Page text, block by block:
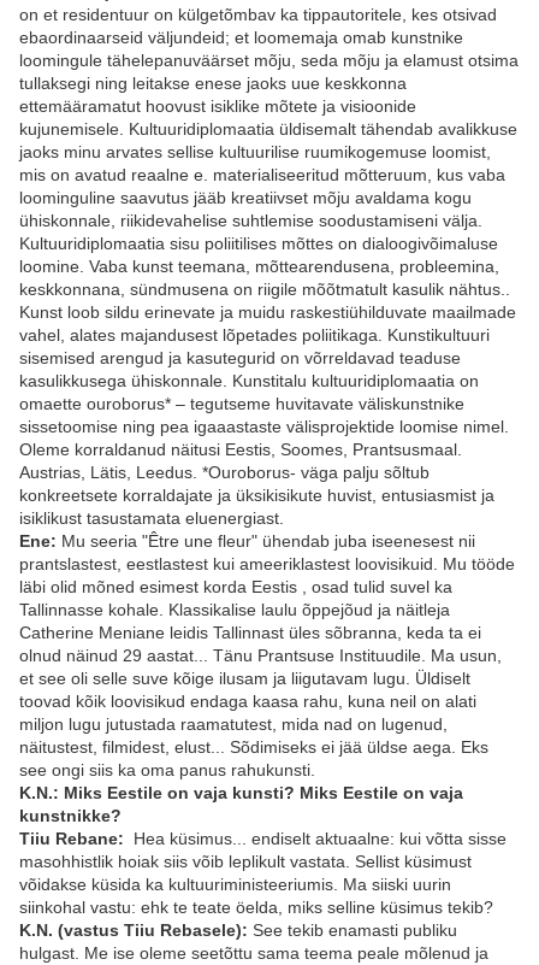
on et residentuur on külgetõmbav ka tippautoritele, kes otsivad
ebaordinaarseid väljundeid; et loomemaja omab kunstnike
loomingule tähelepanuväärset mõju, seda mõju ja elamust otsima
tullaksegi ning leitakse enese jaoks uue keskkonna
ettemääramatut hoovust isiklike mõtete ja visioonide
kujunemisele. Kultuuridiplomaatia üldisemalt tähendab avalikkuse
jaoks minu arvates sellise kultuurilise ruumikogemuse loomist,
mis on avatud reaalne e. materialiseeritud mõtteruum, kus vaba
loominguline saavutus jääb kreatiivset mõju avaldama kogu
ühiskonnale, riikidevahelise suhtlemise soodustamiseni välja.
Kultuuridiplomaatia sisu poliitilises mõttes on dialoogivõimaluse
loomine. Vaba kunst teemana, mõttearendusena, probleemina,
keskkonnana, sündmusena on riigile mõõtmatult kasulik nähtus..
Kunst loob sildu erinevate ja muidu raskestiühilduvate maailmade
vahel, alates majandusest lõpetades poliitikaga. Kunstikultuuri
sisemised arengud ja kasutegurid on võrreldavad teaduse
kasulikkusega ühiskonnale. Kunstitalu kultuuridiplomaatia on
omaette ouroborus* – tegutseme huvitavate väliskunstnike
sissetoomise ning pea igaaastaste välisprojektide loomise nimel.
Oleme korraldanud näitusi Eestis, Soomes, Prantsusmaal.
Austrias, Lätis, Leedus. *Ouroborus- väga palju sõltub
konkreetsete korraldajate ja üksikisikute huvist, entusiasmist ja
isiklikust tasustamata eluenergiast.
Ene: Mu seeria "Être une fleur" ühendab juba iseenesest nii
prantslastest, eestlastest kui ameeriklastest loovisikuid. Mu tööde
läbi olid mõned esimest korda Eestis , osad tulid suvel ka
Tallinnasse kohale. Klassikalise laulu õppejõud ja näitleja
Catherine Meniane leidis Tallinnast üles sõbranna, keda ta ei
olnud näinud 29 aastat... Tänu Prantsuse Instituudile. Ma usun,
et see oli selle suve kõige ilusam ja liigutavam lugu. Üldiselt
toovad kõik loovisikud endaga kaasa rahu, kuna neil on alati
miljon lugu jutustada raamatutest, mida nad on lugenud,
näitustest, filmidest, elust... Sõdimiseks ei jää üldse aega. Eks
see ongi siis ka oma panus rahukunsti.
K.N.: Miks Eestile on vaja kunsti? Miks Eestile on vaja
kunstnikke?
Tiiu Rebane: Hea küsimus... endiselt aktuaalne: kui võtta sisse
masohhistlik hoiak siis võib leplikult vastata. Sellist küsimust
võidakse küsida ka kultuuriministeeriumis. Ma siiski uurin
siinkohal vastu: ehk te teate öelda, miks selline küsimus tekib?
K.N. (vastus Tiiu Rebasele): See tekib enamasti publiku
hulgast. Me ise oleme seetõttu sama teema peale mõlenud ja